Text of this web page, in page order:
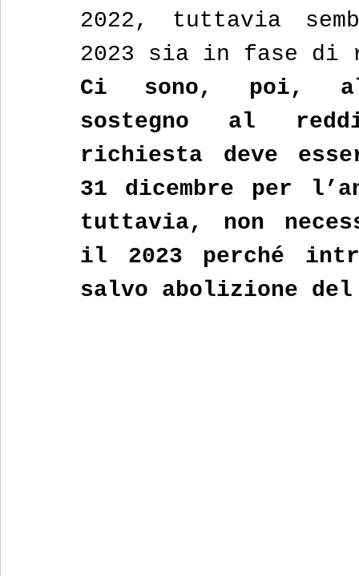
2022, tuttavia
2023 sia in fase di
Ci sono, poi,
sostegno al
richiesta deve
31 dicembre per
tuttavia, non
il 2023 perché
salvo abolizione del